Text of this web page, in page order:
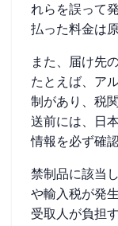
れらを誤って
払った料金は
また、届け先
たとえば、ア
制があり、税
送前には、日
情報を必ず確
禁制品に該当
や輸入税が発
受取人が負担